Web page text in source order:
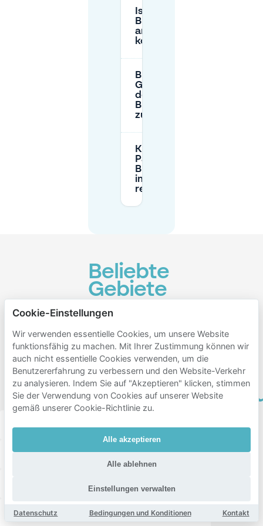
Ist das Parken in
Burgemeestersbuurt
an Feiertagen
kostenlos?
Brauche ich eine
Genehmigung, um in
der Nähe von
Burgemeestersbuurt
zu parken?
Kann ich einen
Parkplatz in
Burgemeestersbuurt
im Voraus
reservieren?
Beliebte
Gebiete
zum
Parken
in der
Nähe
von
Het eiland Bomenbuurt Russische buurt
Hoornseveld Rosmolenbuurt Peldersveld
Zuiderhout Havenbuurt
Spoorbuurt Schilders- en waddenbuurt
Cookie-Einstellungen
Wir verwenden essentielle Cookies, um unsere Website
funktionsfähig zu machen. Mit Ihrer Zustimmung können wir
auch nicht essentielle Cookies verwenden, um die
Benutzererfahrung zu verbessern und den Website-Verkehr
zu analysieren. Indem Sie auf "Akzeptieren" klicken, stimmen
Sie der Verwendung von Cookies auf unserer Website
gemäß unserer Cookie-Richtlinie zu.
Alle akzeptieren
Alle ablehnen
Einstellungen verwalten
Datenschutz Bedingungen und Konditionen Kontakt